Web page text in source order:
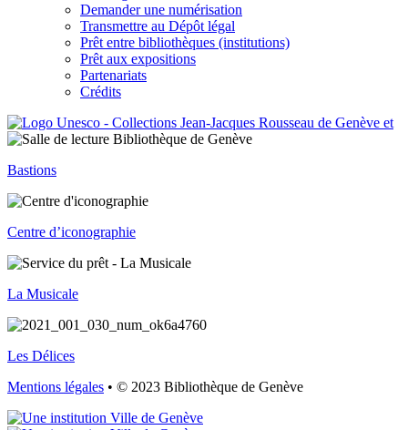
Demander une numérisation
Transmettre au Dépôt légal
Prêt entre bibliothèques (institutions)
Prêt aux expositions
Partenariats
Crédits
Bastions
Centre d’iconographie
La Musicale
Les Délices
Mentions légales • © 2023 Bibliothèque de Genève